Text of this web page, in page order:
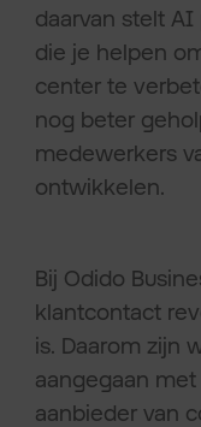
daarvan stelt
die je helpen
center te
nog beter
medewerkers
ontwikkelen.
Bij Odido
klantcontact
is. Daarom zijn
aangegaan
aanbieder van